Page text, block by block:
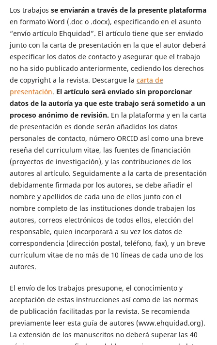
Los trabajos se enviarán a través de la presente plataforma
en formato Word (.doc o .docx), especificando en el asunto
“envío artículo Ehquidad”. El artículo tiene que ser enviado
junto con la carta de presentación en la que el autor deberá
especificar los datos de contacto y asegurar que el trabajo
no ha sido publicado anteriormente, cediendo los derechos
de copyright a la revista. Descargue la carta de
presentación. El artículo será enviado sin proporcionar
datos de la autoría ya que este trabajo será sometido a un
proceso anónimo de revisión. En la plataforma y en la carta
de presentación es donde serán añadidos los datos
personales de contacto, número ORCID así como una breve
reseña del curriculum vitae, las fuentes de financiación
(proyectos de investigación), y las contribuciones de los
autores al artículo. Seguidamente a la carta de presentación
debidamente firmada por los autores, se debe añadir el
nombre y apellidos de cada uno de ellos junto con el
nombre completo de las instituciones donde trabajen los
autores, correos electrónicos de todos ellos, elección del
responsable, quien incorporará a su vez los datos de
correspondencia (dirección postal, teléfono, fax), y un breve
currículum vitae de no más de 10 líneas de cada uno de los
autores.
El envío de los trabajos presupone, el conocimiento y
aceptación de estas instrucciones así como de las normas
de publicación facilitadas por la revista. Se recomienda
previamente leer esta guía de autores (www.ehquidad.org).
La extensión de los manuscritos no deberá superar las 40